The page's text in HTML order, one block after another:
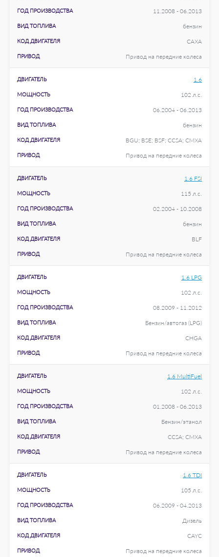
ГОД ПРОИЗВОДСТВА 11.2008 - 06.2013
ВИД ТОПЛИВА бензин
КОД ДВИГАТЕЛЯ CAXA
ПРИВОД Привод на передние колеса
ДВИГАТЕЛЬ 1.6
МОЩНОСТЬ 102 л.с.
ГОД ПРОИЗВОДСТВА 06.2004 - 06.2013
ВИД ТОПЛИВА бензин
КОД ДВИГАТЕЛЯ BGU; BSE; BSF; CCSA; CMXA
ПРИВОД Привод на передние колеса
ДВИГАТЕЛЬ 1.6 FSI
МОЩНОСТЬ 115 л.с.
ГОД ПРОИЗВОДСТВА 02.2004 - 10.2008
ВИД ТОПЛИВА бензин
КОД ДВИГАТЕЛЯ BLF
ПРИВОД Привод на передние колеса
ДВИГАТЕЛЬ 1.6 LPG
МОЩНОСТЬ 102 л.с.
ГОД ПРОИЗВОДСТВА 08.2009 - 11.2012
ВИД ТОПЛИВА Бензин/автогаз (LPG)
КОД ДВИГАТЕЛЯ CHGA
ПРИВОД Привод на передние колеса
ДВИГАТЕЛЬ 1.6 MultiFuel
МОЩНОСТЬ 102 л.с.
ГОД ПРОИЗВОДСТВА 01.2008 - 06.2013
ВИД ТОПЛИВА Бензин/этанол
КОД ДВИГАТЕЛЯ CCSA; CMXA
ПРИВОД Привод на передние колеса
ДВИГАТЕЛЬ 1.6 TDI
МОЩНОСТЬ 105 л.с.
ГОД ПРОИЗВОДСТВА 06.2009 - 04.2013
ВИД ТОПЛИВА Дизель
КОД ДВИГАТЕЛЯ CAYC
ПРИВОД Привод на передние колеса